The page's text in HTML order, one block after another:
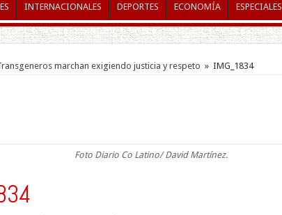
INTERNACIONALES DEPORTES ECONOMÍA ESPECIALES
marchan exigiendo justicia y respeto » IMG_1834
Foto Diario Co Latino/ David Martínez.